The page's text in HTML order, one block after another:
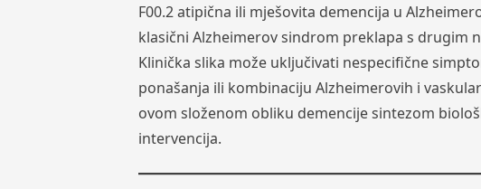
F00.2 atipična ili mješovita demencija u
klasični Alzheimerov sindrom preklapa s drugim
Klinička slika može uključivati nespecifične
ponašanja ili kombinaciju Alzheimerovih i
ovom složenom obliku demencije sintezom
intervencija.